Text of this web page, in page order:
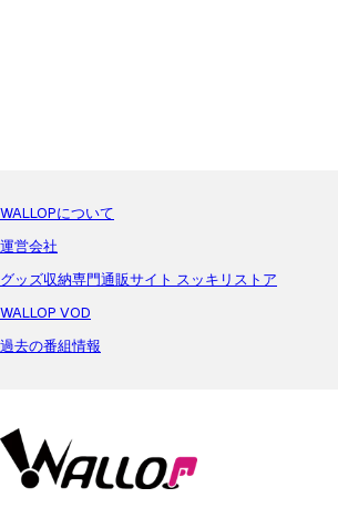
WALLOPについて
運営会社
グッズ収納専門通販サイト スッキリストア
WALLOP VOD
過去の番組情報